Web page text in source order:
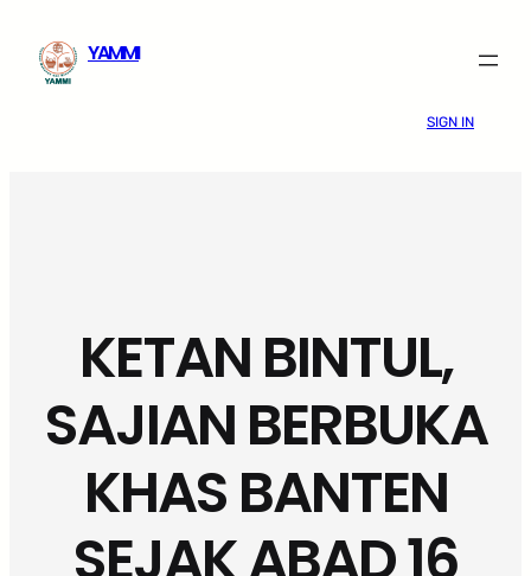
content
YAMMI
SIGN IN
KETAN BINTUL,
SAJIAN BERBUKA
KHAS BANTEN
SEJAK ABAD 16